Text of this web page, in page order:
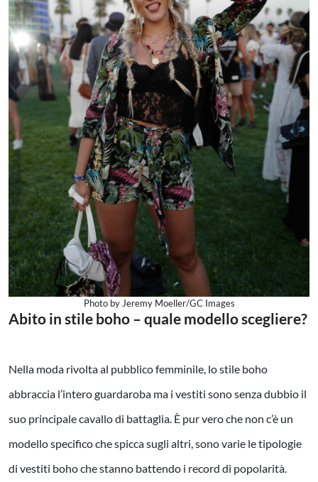
Photo by Jeremy Moeller/GC Images
Abito in stile boho – quale modello scegliere?
Nella moda rivolta al pubblico femminile, lo stile boho
abbraccia l’intero guardaroba ma i vestiti sono senza dubbio il
suo principale cavallo di battaglia. È pur vero che non c’è un
modello specifico che spicca sugli altri, sono varie le tipologie
di vestiti boho che stanno battendo i record di popolarità.